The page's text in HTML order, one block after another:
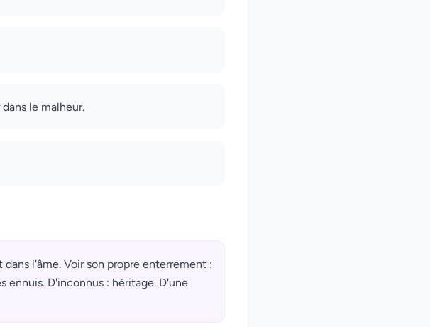
le malheur.
l'âme. Voir son propre enterrement :
ennuis. D'inconnus : héritage. D'une